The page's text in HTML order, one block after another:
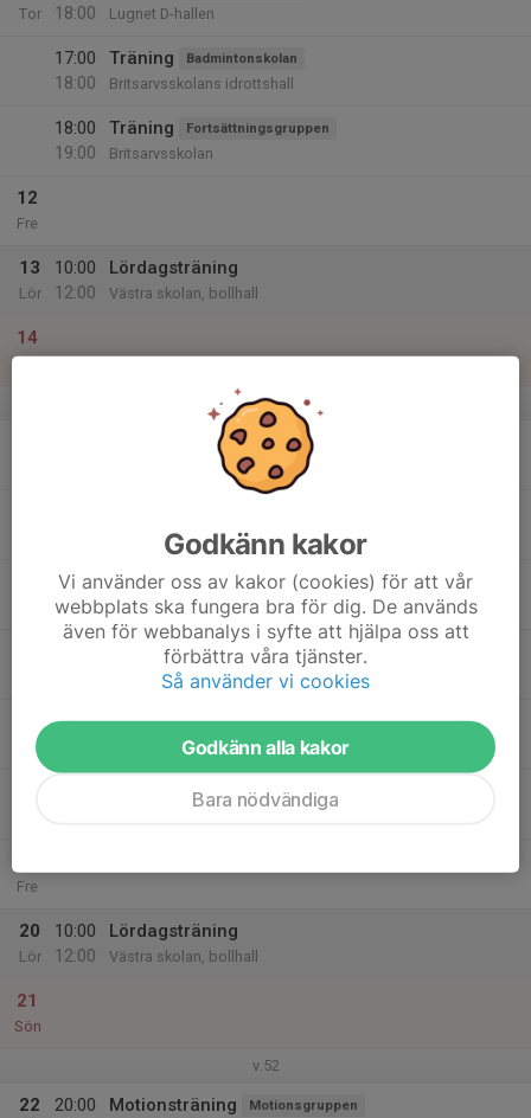
Tor
18:00
Lugnet D-hallen
17:00
18:00
Träning Badmintonskolan
Britsarvsskolans idrottshall
18:00
19:00
Träning Fortsättningsgruppen
Britsarvsskolan
12
Fre
13
Lör
10:00
12:00
Lördagsträning
Västra skolan, bollhall
14
Sön
v.51
Motionsträning Motionsgruppen
Haraldsbo idrottshall
20:00
22:00
Motionsträning Motionsgruppen
Lugnet D-hallen
Träning Tävlingsgruppen
Lugnet D-hallen
17:00
Träning Badmintonskolan
Britsarvsskolans idrottshall
Fortsättningsgruppen
Fre
20
Lör
10:00
12:00
Lördagsträning
Västra skolan, bollhall
21
Sön
v.52
22
20:00
Motionsträning Motionsgruppen
Godkänn kakor
Vi använder oss av kakor (cookies) för att vår
webbplats ska fungera bra för dig. De används
även för webbanalys i syfte att hjälpa oss att
förbättra våra tjänster.
Så använder vi cookies
Godkänn alla kakor
Bara nödvändiga